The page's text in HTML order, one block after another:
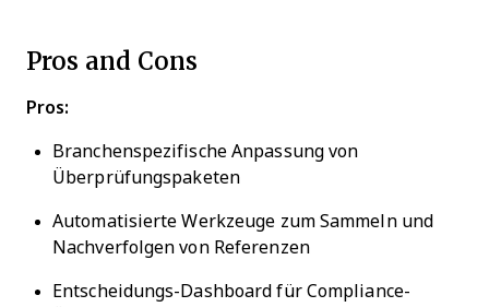
Pros and Cons
Pros:
Branchenspezifische Anpassung von
Überprüfungspaketen
Automatisierte Werkzeuge zum Sammeln und
Nachverfolgen von Referenzen
Entscheidungs-Dashboard für Compliance-